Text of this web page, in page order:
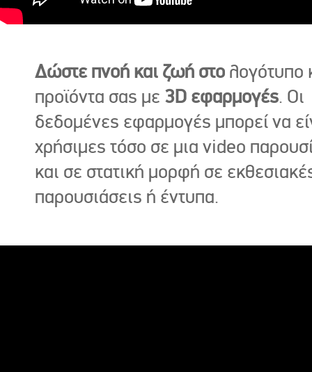
Δώστε πνοή και ζωή στο λογότυπο
προϊόντα σας με 3D εφαρμογές. Οι
δεδομένες εφαρμογές μπορεί να
χρήσιμες τόσο σε μια video
και σε στατική μορφή σε
παρουσιάσεις ή έντυπα.